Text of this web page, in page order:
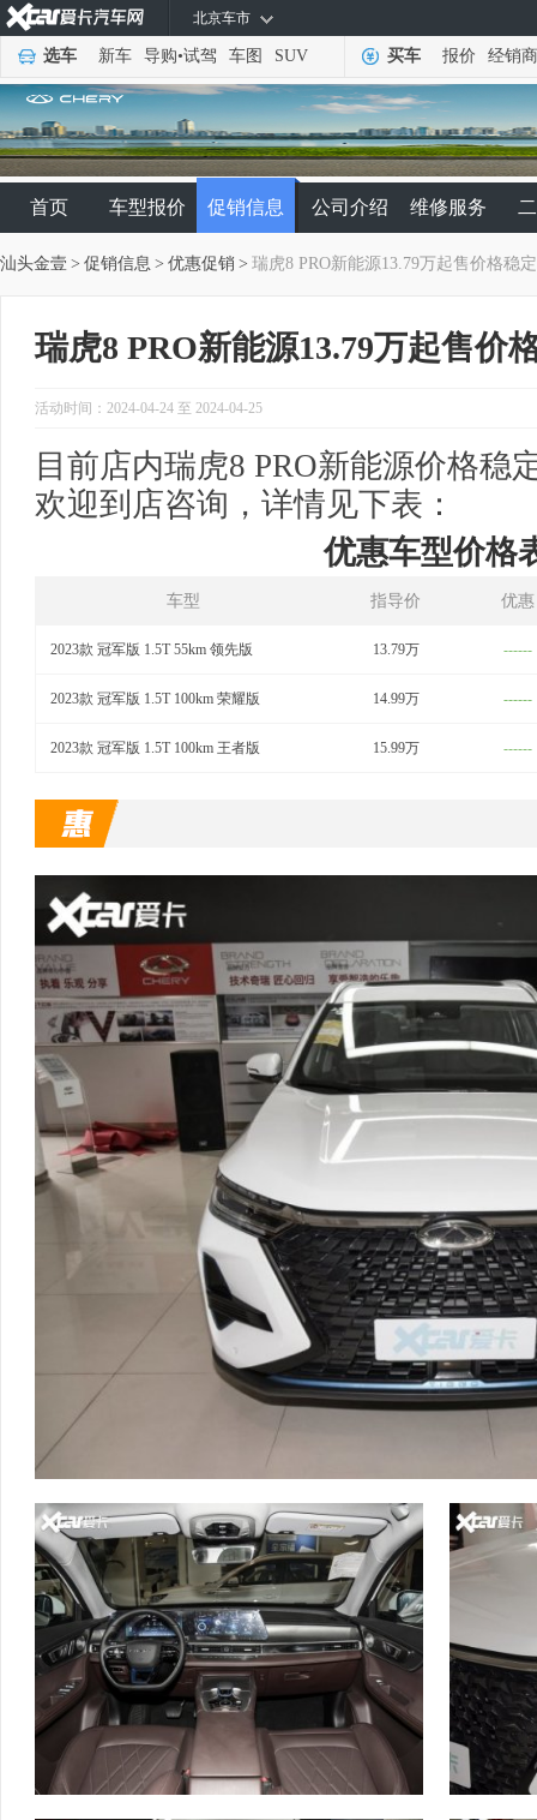
北京车市
选车 新车 导购•试驾 车图 SUV 买车 报价 经销商
首页 车型报价 促销信息 公司介绍 维修服务
汕头金壹 > 促销信息 > 优惠促销 > 瑞虎8 PRO新能源13.79万起售价格稳定
瑞虎8 PRO新能源13.79万起售价
活动时间：2024-04-24 至 2024-04-25
目前店内瑞虎8 PRO新能源价格稳
欢迎到店咨询，详情见下表：
优惠车型价格
车型 指导价 优惠
2023款 冠军版 1.5T 55km 领先版 13.79万 ------
2023款 冠军版 1.5T 100km 荣耀版 14.99万 ------
2023款 冠军版 1.5T 100km 王者版 15.99万 ------